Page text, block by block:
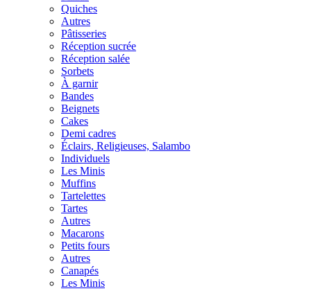
Quiches
Autres
Pâtisseries
Réception sucrée
Réception salée
Sorbets
À garnir
Bandes
Beignets
Cakes
Demi cadres
Éclairs, Religieuses, Salambo
Individuels
Les Minis
Muffins
Tartelettes
Tartes
Autres
Macarons
Petits fours
Autres
Canapés
Les Minis